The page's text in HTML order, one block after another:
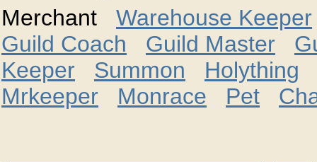
Merchant Warehouse Keeper
Guild Coach
Guild Master
Keeper
Summon
Holything
Mrkeeper
Monrace Pet